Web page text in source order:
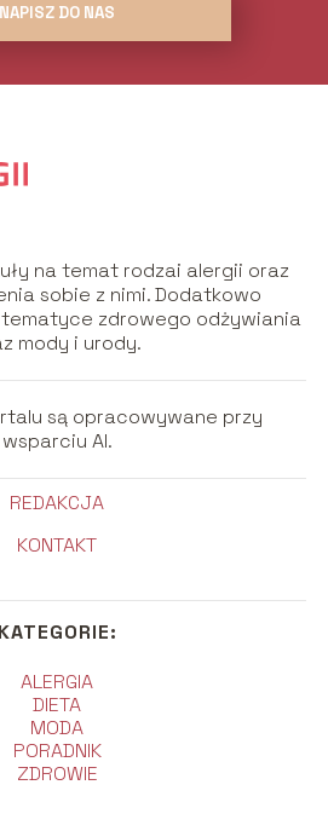
NAPISZ DO NAS
na temat rodzai alergii oraz
sobie z nimi. Dodatkowo
zdrowego odżywiania
mody i urody.
są opracowywane przy
wsparciu AI.
REDAKCJA
KONTAKT
KATEGORIE:
ALERGIA
DIETA
MODA
PORADNIK
ZDROWIE